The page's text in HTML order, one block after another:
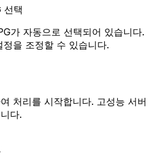
선택
가 자동으로 선택되어 있습니다.
을 조정할 수 있습니다.
처리를 시작합니다. 고성능 서버
다.